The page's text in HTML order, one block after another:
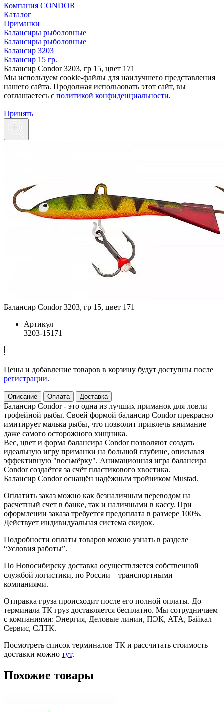
Компания CONDOR
Каталог
Приманки
Балансиры рыболовные
Балансиры рыболовные
Балансир 3203
Балансир 15 гр.
Балансир Condor 3203, гр 15, цвет 171
Мы используем cookie-файлы для наилучшего представления
нашего сайта. Продолжая использовать этот сайт, вы
соглашаетесь c политикой конфиденциальности.
Принять
Балансир Condor 3203, гр 15, цвет 171
Артикул
3203-15171
Цены и добавление товаров в корзину будут доступны после
регистрации.
Описание Оплата Доставка
Балансир Condor - это одна из лучших приманок для ловли
трофейной рыбы. Своей формой балансир Condor прекрасно
имитирует малька рыбы, что позволит привлечь внимание
даже самого осторожного хищника.
Вес, цвет и форма балансира Condor позволяют создать
идеальную игру приманки на большой глубине, описывая
эффективную "восьмёрку". Анимационная игра балансира
Condor создаётся за счёт пластикового хвостика.
Балансир Condor оснащён надёжным тройником Mustad.
Оплатить заказ можно как безналичным переводом на
расчетный счет в банке, так и наличными в кассу. При
оформлении заказа требуется предоплата в размере 100%.
Действует индивидуальная система скидок.
Подробности оплаты товаров можно узнать в разделе
“Условия работы”.
По Новосибирску доставка осуществляется собственной
службой логистики, по России – транспортными
компаниями.
Отправка груза происходит после его полной оплаты. До
терминала ТК груз доставляется бесплатно. Мы сотрудничаем
с компаниями: Энергия, Деловые линии, ПЭК, АТА, Байкал
Сервис, СЛТК.
Посмотреть список терминалов ТК и рассчитать стоимость
доставки можно тут.
Похожие товары